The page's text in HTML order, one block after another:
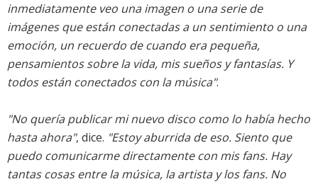
inmediatamente veo una imagen o una serie de
imágenes que están conectadas a un sentimiento o una
emoción, un recuerdo de cuando era pequeña,
pensamientos sobre la vida, mis sueños y fantasías. Y
todos están conectados con la música".
"No quería publicar mi nuevo disco como lo había hecho
hasta ahora", dice. "Estoy aburrida de eso. Siento que
puedo comunicarme directamente con mis fans. Hay
tantas cosas entre la música, la artista y los fans. No